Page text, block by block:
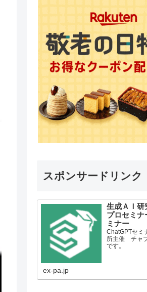
スポンサードリンク
生成ＡＩ
プロセミナ
ミナー
ChatGPTセミ
所主催 チャ
です。
ex-pa.jp